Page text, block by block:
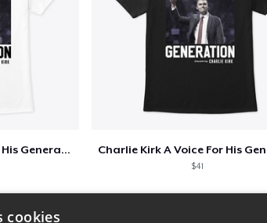
Charlie Kirk A Voice For His Generation
$41
cookies